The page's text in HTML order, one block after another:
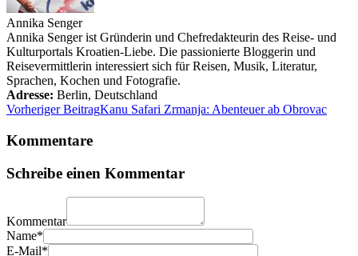
Annika Senger
Annika Senger ist Gründerin und Chefredakteurin des Reise- und
Kulturportals Kroatien-Liebe. Die passionierte Bloggerin und
Reisevermittlerin interessiert sich für Reisen, Musik, Literatur,
Sprachen, Kochen und Fotografie.
Adresse: Berlin, Deutschland
Vorheriger BeitragKanu Safari Zrmanja: Abenteuer ab Obrovac
Kommentare
Schreibe einen Kommentar
Kommentar
Name*
E-Mail*